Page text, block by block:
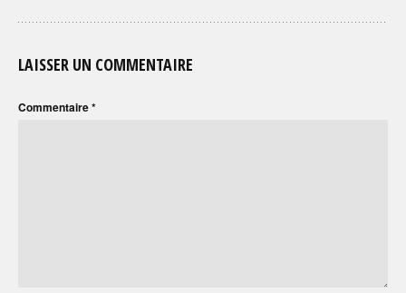
LAISSER UN COMMENTAIRE
Commentaire*